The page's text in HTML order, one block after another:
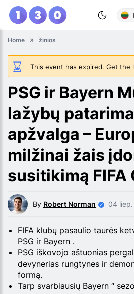
Home žinios
This event has expired. Get the
PSG ir Bayern
lažybų
apžvalga –
milžinai žais
susitikimą FIFA
By Robert Norman 04
FIFA klubų pasaulio taurės
PSG ir Bayern .
PSG iškovojo aštuonias
devynerias rungtynes ir
formą.
Tarp svarbiausių Bayern “